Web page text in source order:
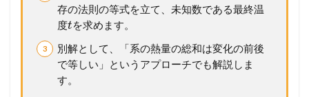
存の法則の等式を立て、未知数である最終温
度tを求めます。
別解として、「系の熱量の総和は変化の前後
で等しい」というアプローチでも解説しま
す。